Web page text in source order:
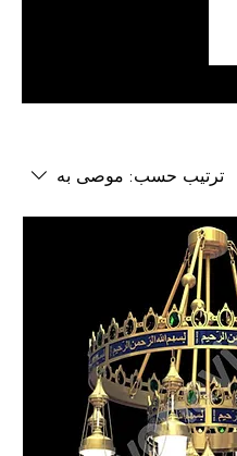
ترتيب حسب: موصى به